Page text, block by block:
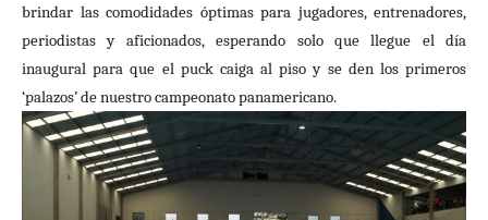
brindar las comodidades óptimas para jugadores, entrenadores,
periodistas y aficionados, esperando solo que llegue el día
inaugural para que el puck caiga al piso y se den los primeros
‘palazos’ de nuestro campeonato panamericano.